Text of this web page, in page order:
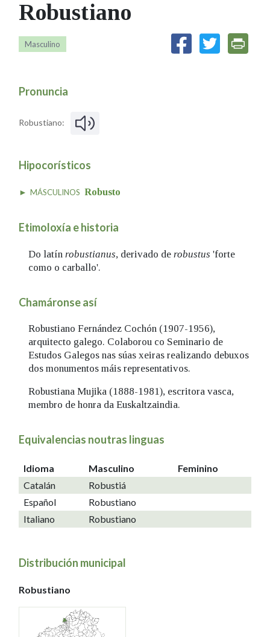
MARCIAL DEL ADALID
CASA-MUSEO EMILIA PARDO
FIGURAS HOMENAXEADAS
60 ANOS DLG
Facebook
TwitterYoutubeInstagram
Bluesky
Robustiano
Masculino
Pronuncia
Robustiano:
Hipocorísticos
MÁSCULINOS Robusto
Etimoloxía e historia
Do latín robustianus, derivado de robustus 'forte
como o carballo'.
Chamáronse así
Robustiano Fernández Cochón (1907-1956),
arquitecto galego. Colaborou co Seminario de
Estudos Galegos nas súas xeiras realizando debuxos
dos monumentos máis representativos.
Robustiana Mujika (1888-1981), escritora vasca,
membro de honra da Euskaltzaindia.
Equivalencias noutras linguas
Idioma Masculino
Feminino
Catalán
Robustiá
Español
Robustiano
Italiano
Robustiano
Distribución municipal
Robustiano